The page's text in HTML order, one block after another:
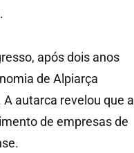
após dois anos
de Alpiarça
autarca revelou que a
de empresas de